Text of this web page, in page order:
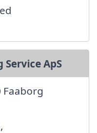
Service ApS
Faaborg